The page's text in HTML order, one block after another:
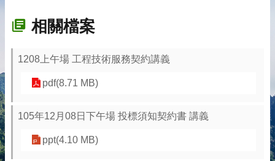
相關檔案
1208上午場 工程技術服務契約講義
pdf(8.71 MB)
105年12月08日下午場 投標須知契約書 講義
ppt(4.10 MB)